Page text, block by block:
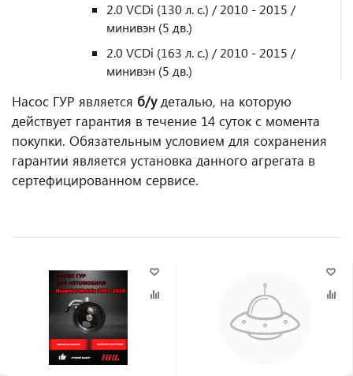
2.0 VCDi (130 л. с.) / 2010 - 2015 /
минивэн (5 дв.)
2.0 VCDi (163 л. с.) / 2010 - 2015 /
минивэн (5 дв.)
Насос ГУР является б/удеталью, на которую
действует гарантия в течение 14 суток с момента
покупки. Обязательным условием для сохранения
гарантии является установка данного агрегата в
сертефицированном сервисе.